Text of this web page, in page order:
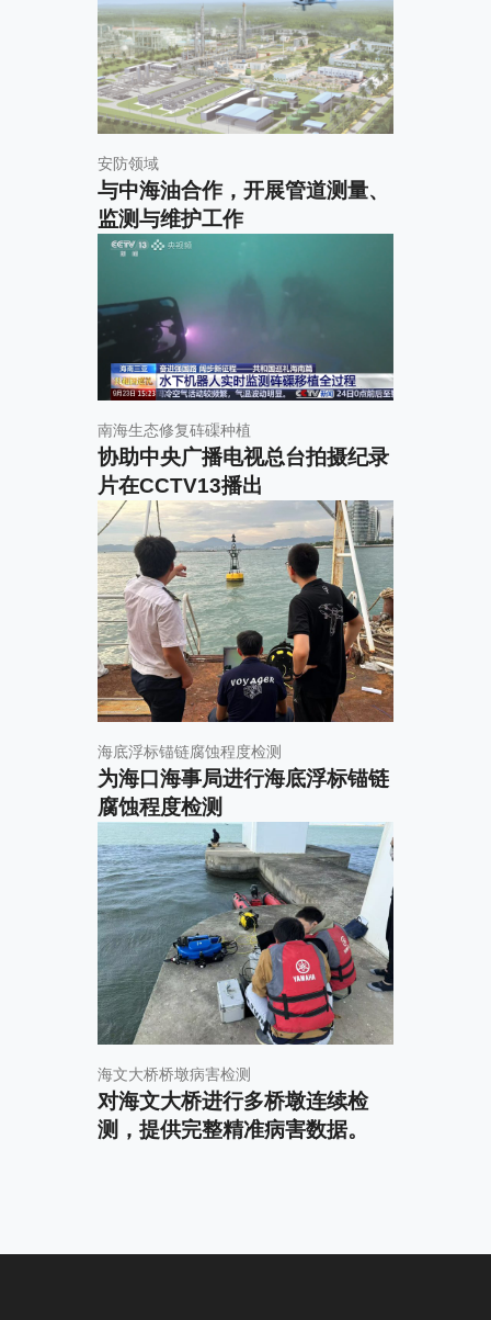
安防领域
与中海油合作，开展管道测量、
监测与维护工作
南海生态修复砗磲种植
协助中央广播电视总台拍摄纪录
片在CCTV13播出
海底浮标锚链腐蚀程度检测
为海口海事局进行海底浮标锚链
腐蚀程度检测
海文大桥桥墩病害检测
对海文大桥进行多桥墩连续检
测，提供完整精准病害数据。